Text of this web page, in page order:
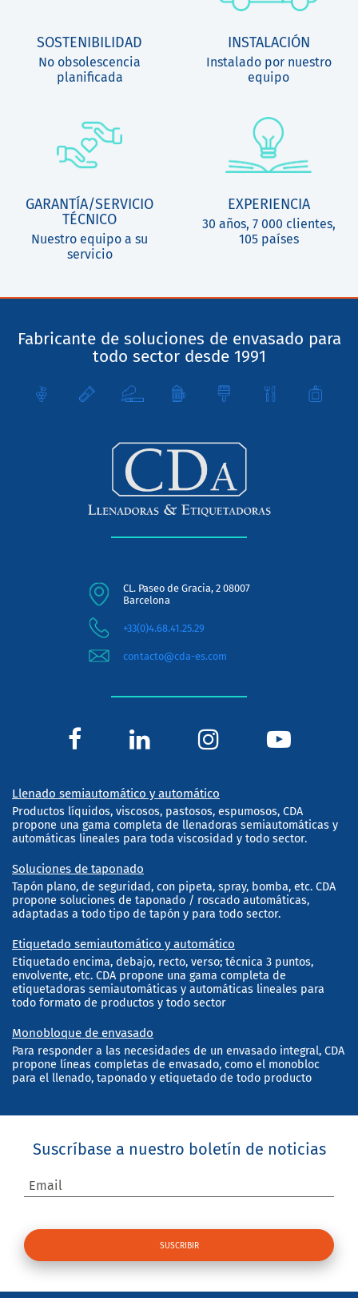
SOSTENIBILIDAD
No obsolescencia
planificada
INSTALACIÓN
Instalado por nuestro
equipo
GARANTÍA/SERVICIO
TÉCNICO
Nuestro equipo a su
servicio
EXPERIENCIA
30 años, 7 000 clientes,
105 países
Fabricante de soluciones de envasado para
todo sector desde 1991
CL. Paseo de Gracia, 2 08007
Barcelona
+33(0)4.68.41.25.29
contacto@cda-es.com
Llenado semiautomático y automático
Productos líquidos, viscosos, pastosos, espumosos, CDA
propone una gama completa de llenadoras semiautomáticas y
automáticas lineales para toda viscosidad y todo sector.
Soluciones de taponado
Tapón plano, de seguridad, con pipeta, spray, bomba, etc. CDA
propone soluciones de taponado / roscado automáticas,
adaptadas a todo tipo de tapón y para todo sector.
Etiquetado semiautomático y automático
Etiquetado encima, debajo, recto, verso; técnica 3 puntos,
envolvente, etc. CDA propone una gama completa de
etiquetadoras semiautomáticas y automáticas lineales para
todo formato de productos y todo sector
Monobloque de envasado
Para responder a las necesidades de un envasado integral, CDA
propone líneas completas de envasado, como el monobloc
para el llenado, taponado y etiquetado de todo producto
Suscríbase a nuestro boletín de noticias
Email